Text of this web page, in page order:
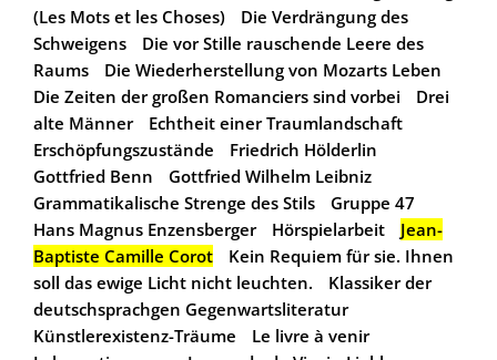
(Les Mots et les Choses)
Die Verdrängung des
Schweigens
Die vor Stille rauschende Leere des
Raums
Die Wiederherstellung von Mozarts Leben
Die Zeiten der großen Romanciers sind vorbei
Drei
alte Männer
Echtheit einer Traumlandschaft
Erschöpfungszustände
Friedrich Hölderlin
Gottfried Benn
Gottfried Wilhelm Leibniz
Grammatikalische Strenge des Stils
Gruppe 47
Hans Magnus Enzensberger
Hörspielarbeit
Jean-
Baptiste Camille Corot
Kein Requiem für sie. Ihnen
soll das ewige Licht nicht leuchten.
Klassiker der
deutschsprachgen Gegenwartsliteratur
Künstlerexistenz-Träume
Le livre à venir